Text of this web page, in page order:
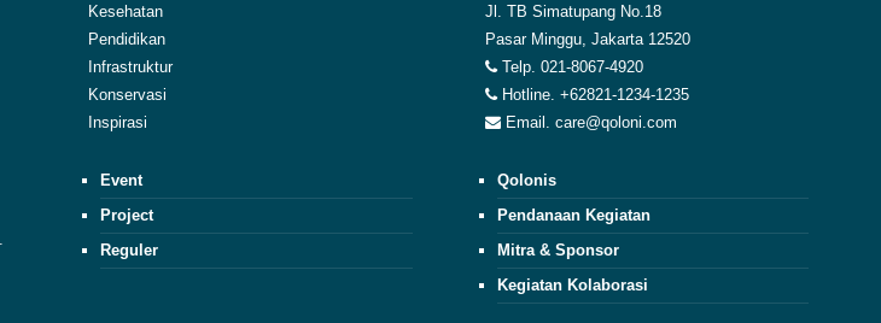
Kesehatan
Pendidikan
Infrastruktur
Konservasi
Inspirasi
Jl. TB Simatupang No.18
Pasar Minggu, Jakarta 12520
Telp. 021-8067-4920
Hotline. +62821-1234-1235
Email. care@qoloni.com
Event
Project
Reguler
Qolonis
Pendanaan Kegiatan
Mitra & Sponsor
Kegiatan Kolaborasi